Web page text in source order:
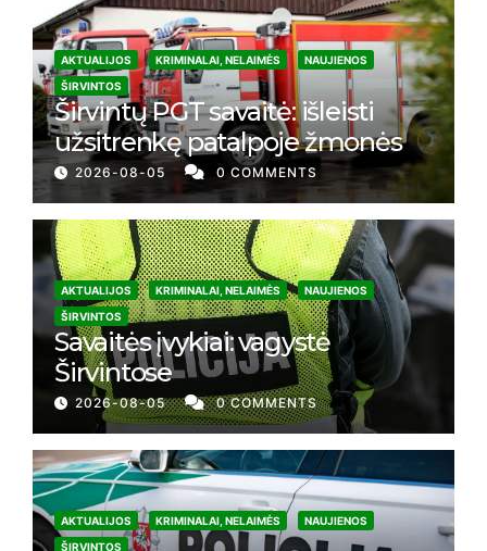
AKTUALIJOS KRIMINALAI, NELAIMĖS
NAUJIENOS
ŠIRVINTOS
Širvintų PGT savaitė: išleisti
užsitrenkę patalpoje žmonės
2026-08-05 0 COMMENTS
AKTUALIJOS KRIMINALAI, NELAIMĖS
NAUJIENOS
ŠIRVINTOS
Savaitės įvykiai: vagystė
Širvintose
2026-08-05 0 COMMENTS
AKTUALIJOS KRIMINALAI, NELAIMĖS
NAUJIENOS
ŠIRVINTOS